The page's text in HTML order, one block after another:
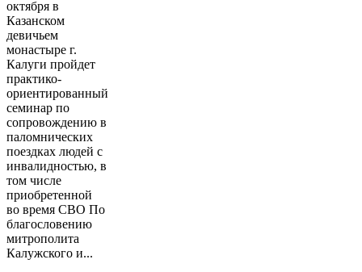
октября в
Казанском
девичьем
монастыре г.
Калуги пройдет
практико-
ориентированный
семинар по
сопровождению в
паломнических
поездках людей с
инвалидностью, в
том числе
приобретенной
во время СВО По
благословению
митрополита
Калужского и...